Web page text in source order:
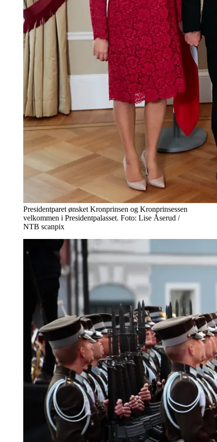
Presidentparet ønsket Kronprinsen og Kronprinsessen
velkommen i Presidentpalasset. Foto: Lise Åserud /
NTB scanpix